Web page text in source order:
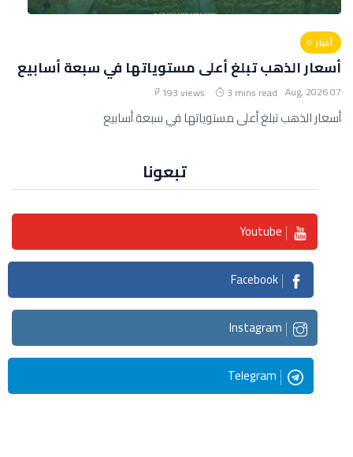
أخبار
أسعار الذهب تبلغ أعلى مستوياتها في سبعة أسابيع
07 Aug, 2026
3 mins read
193 views
أسعار الذهب تبلغ أعلى مستوياتها في سبعة أسابيع
تبعونا
Youtube
Facebook
Instagram
Telegram